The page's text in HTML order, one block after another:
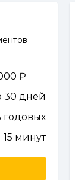
30 дней
годовых
15 минут